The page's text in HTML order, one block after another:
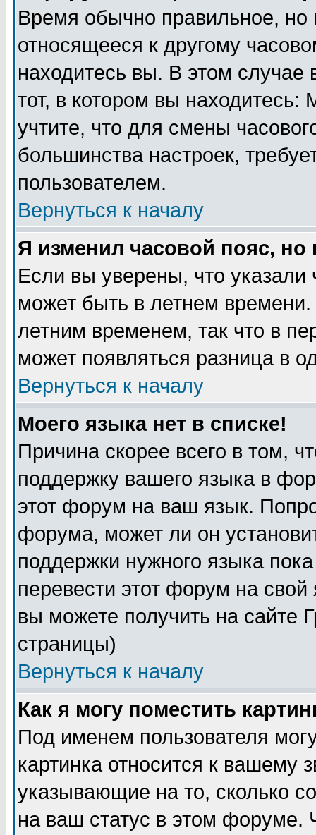
Время обычно правильное,
относящееся к другому
находитесь вы. В этом
тот, в котором вы
учтите, что для смены
большинства настроек,
пользователем.
Вернуться к началу
Я изменил часовой пояс,
Если вы уверены, что указали
может быть в летнем
летним временем, так что в
может появляться разница в
Вернуться к началу
Моего языка нет в списке!
Причина скорее всего в том,
поддержку вашего языка в
этот форум на ваш язык.
форума, может ли он
поддержки нужного языка
перевести этот форум на
вы можете получить на сайте
страницы)
Вернуться к началу
Как я могу поместить
Под именем пользователя
картинка относится к вашему
указывающие на то, сколько
на ваш статус в этом форуме.